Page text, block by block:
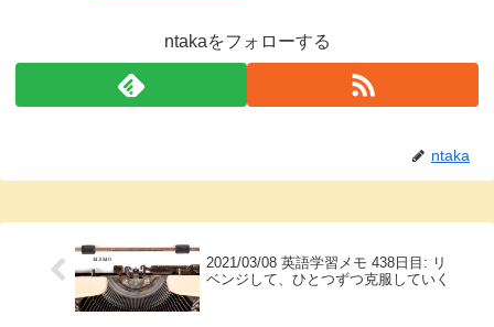
ntakaをフォローする
ntaka
2021/03/08 英語学習メモ 438日目: リ
ベンジして、ひとつずつ克服していく